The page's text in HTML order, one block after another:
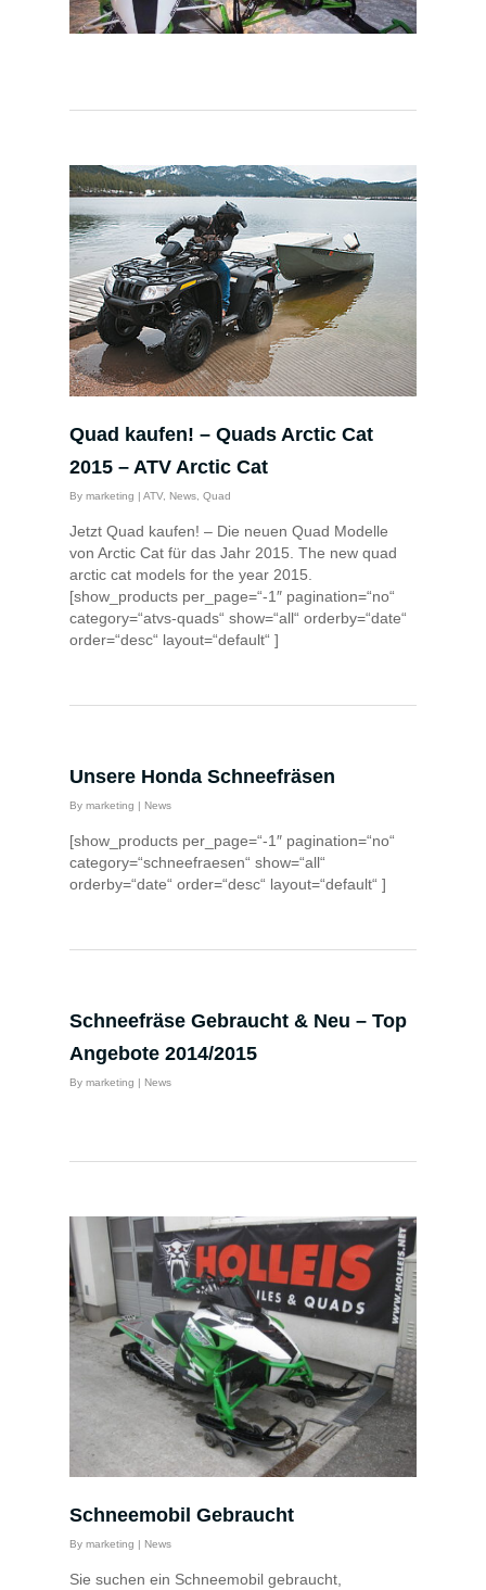
Quad kaufen! – Quads Arctic Cat
2015 – ATV Arctic Cat
By marketing | ATV, News Quad
Jetzt Quad kaufen! – Die neuen Quad Modelle
von Arctic Cat für das Jahr 2015. The new quad
arctic cat models for the year 2015.
[show_products per_page=“-1″ pagination=“no“
category=“atvs-quads“ show=“all“ orderby=“date“
order=“desc“ layout=“default“ ]
Unsere Honda Schneefräsen
By marketing | News
[show_products per_page=“-1″ pagination=“no“
category=“schneefraesen“ show=“all“
orderby=“date“ order=“desc“ layout=“default“ ]
Schneefräse Gebraucht & Neu – Top
Angebote 2014/2015
By marketing | News
Schneemobil Gebraucht
By marketing | News
Sie suchen ein Schneemobil gebraucht,